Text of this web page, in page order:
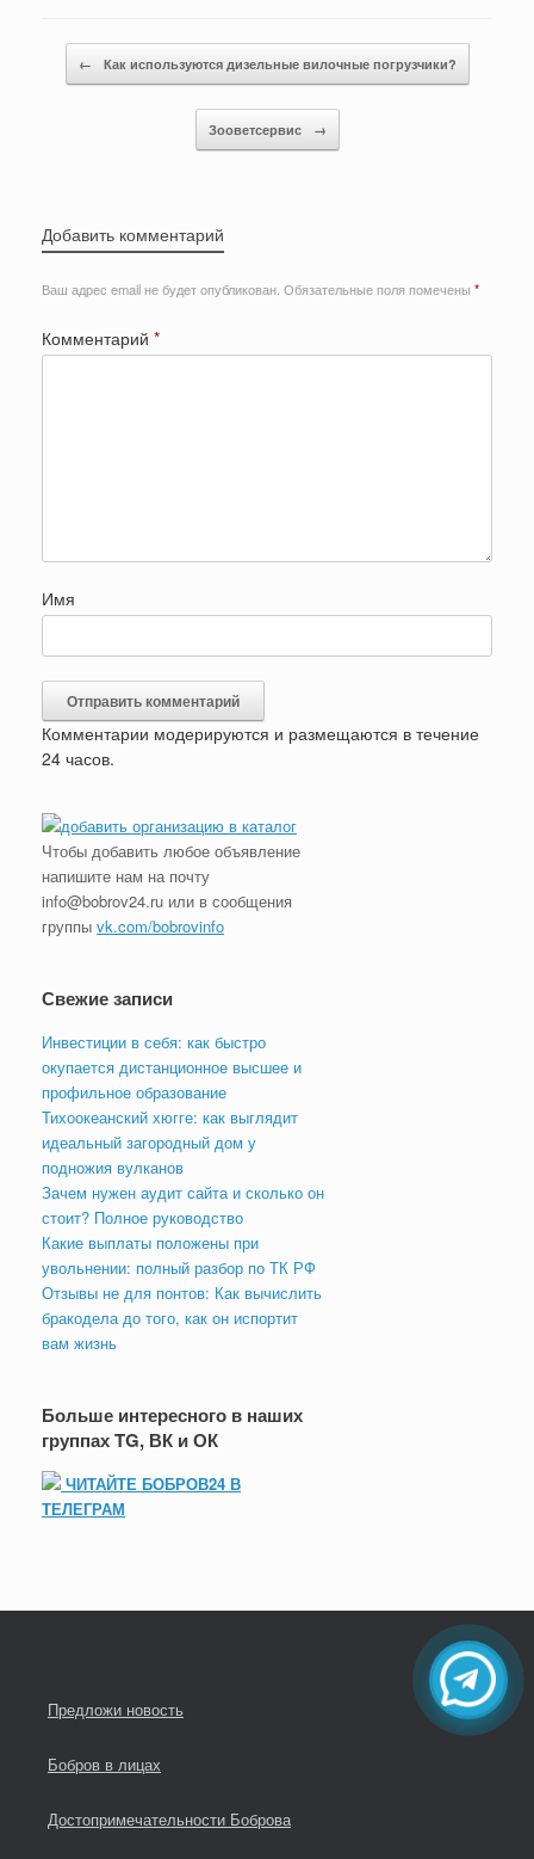
Post navigation
← Как используются дизельные вилочные погрузчики?
Зооветсервис →
Добавить комментарий
Ваш адрес email не будет опубликован. Обязательные поля помечены *
Комментарий *
Имя
Комментарии модерируются и размещаются в течение
24 часов.
Чтобы добавить любое объявление
напишите нам на почту
info@bobrov24.ru или в сообщения
группы vk.com/bobrovinfo
Свежие записи
Инвестиции в себя: как быстро
окупается дистанционное высшее и
профильное образование
Тихоокеанский хюгге: как выглядит
идеальный загородный дом у
подножия вулканов
Зачем нужен аудит сайта и сколько он
стоит? Полное руководство
Какие выплаты положены при
увольнении: полный разбор по ТК РФ
Отзывы не для понтов: Как вычислить
бракодела до того, как он испортит
вам жизнь
Больше интересного в наших
группах TG, ВК и ОК
ЧИТАЙТЕ БОБРОВ24 В
ТЕЛЕГРАМ
Предложи новость
Бобров в лицах
Достопримечательности Боброва